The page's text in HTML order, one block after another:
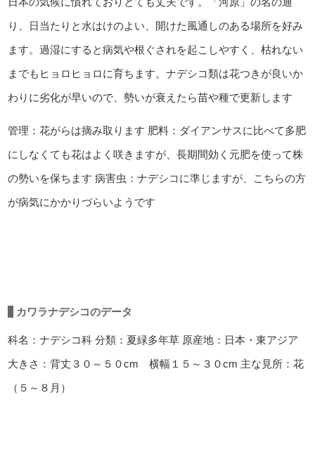
り、日当たりと水はけのよい、開けた風通しのある場所を好み
ます。過湿にすると病気や根ぐされを起こしやすく、枯れない
までもヒョロヒョロに育ちます。ナデシコ類は花つきが良いか
わりに劣化が早いので、勢いが衰えたら苗や種で更新します
管理：花がらは摘み取ります 肥料：ダイアンサスに比べて多肥
にしなくても花はよく咲きますが、長期間効く元肥を使って株
の勢いを保ちます 病害虫：ナデシコに準じますが、こちらの方
が病気にかかりづらいようです
カワラナデシコのデータ
科名：ナデシコ科 分類：夏緑多年草 原産地：日本・東アジア
大きさ：背丈３０～５０cm 横幅１５～３０cm 主な見所：花
（５～８月）